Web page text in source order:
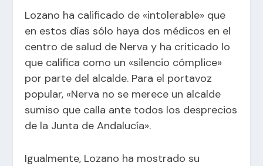
Lozano ha calificado de «intolerable» que
en estos días sólo haya dos médicos en el
centro de salud de Nerva y ha criticado lo
que califica como un «silencio cómplice»
por parte del alcalde. Para el portavoz
popular, «Nerva no se merece un alcalde
sumiso que calla ante todos los desprecios
de la Junta de Andalucía».
Igualmente, Lozano ha mostrado su